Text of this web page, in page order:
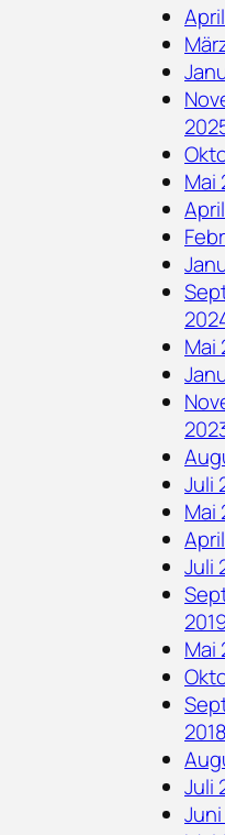
Mai
Mai
Juli
Mai
Juli
Mai
2018
Juli
Juni